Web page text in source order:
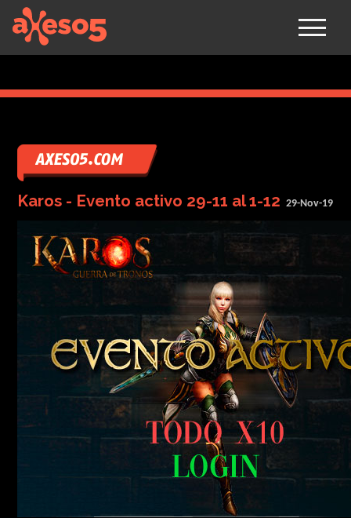
axeso5
Karos - Evento activo 29-11 al 1-12 29-Nov-19